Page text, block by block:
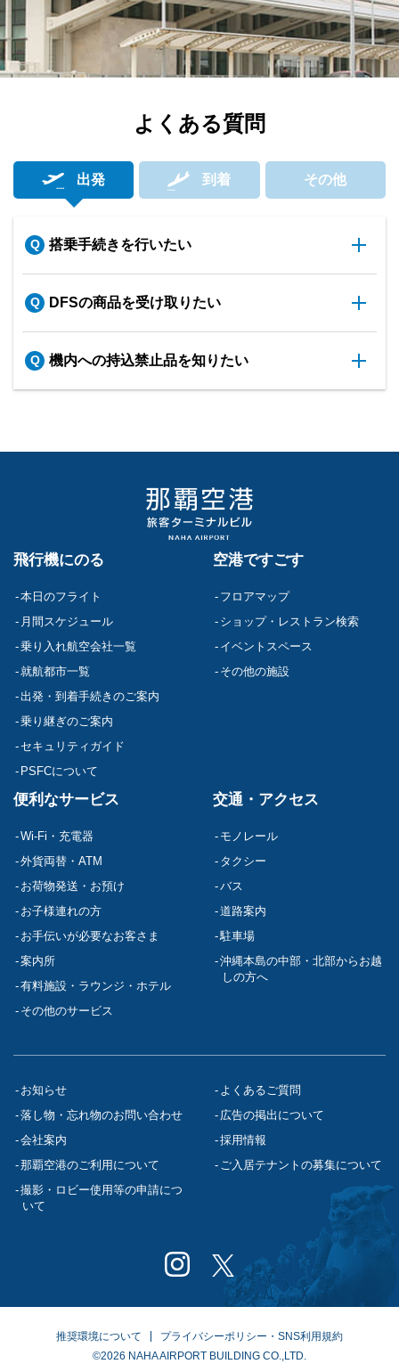
よくある質問
出発 到着 その他
搭乗手続きを行いたい
DFSの商品を受け取りたい
機内への持込禁止品を知りたい
お知らせ
よくあるご質問
落し物・忘れ物のお問い合わせ
広告の掲出について
会社案内
採用情報
那覇空港のご利用について
ご入居テナントの募集について
撮影・ロビー使用等の申請につ
いて
飛行機にのる
本日のフライト
月間スケジュール
乗り入れ航空会社一覧
就航都市一覧
出発・到着手続きのご案内
乗り継ぎのご案内
セキュリティガイド
PSFCについて
空港ですごす
フロアマップ
ショップ・レストラン検索
イベントスペース
その他の施設
便利なサービス
Wi-Fi・充電器
外貨両替・ATM
お荷物発送・お預け
お子様連れの方
お手伝いが必要なお客さま
案内所
有料施設・ラウンジ・ホテル
その他のサービス
交通・アクセス
モノレール
タクシー
バス
道路案内
駐車場
沖縄本島の中部・北部からお越
しの方へ
推奨環境について
プライバシーポリシー・SNS利用規約
©2026 NAHA AIRPORT BUILDING CO.,LTD.